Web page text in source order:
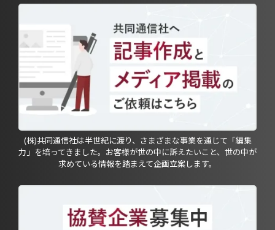
(株)共同通信社は半世紀に渡り、さまざまな事業を通じて「編集
力」を培ってきました。お客様が世の中に訴えたいこと、世の中が
求めている情報を踏まえて企画立案します。